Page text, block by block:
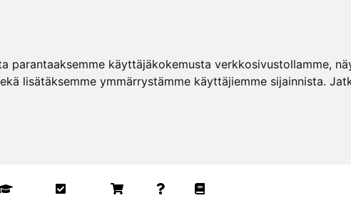
parantaaksemme käyttäjäkokemusta verkkosivustollamme,
lisätäksemme ymmärrystämme käyttäjiemme sijainnista.